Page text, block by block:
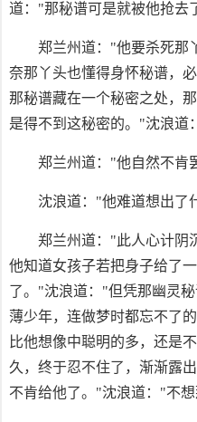
道："那秘谱可是就被他抢去
郑兰州道："他要杀死那
奈那丫头也懂得身怀秘谱，
那秘谱藏在一个秘密之处，
是得不到这秘密的。"沈浪道
郑兰州道："他自然不肯
沈浪道："他难道想出了
郑兰州道："此人心计阴
他知道女孩子若把身子给了
了。"沈浪道："但凭那幽灵
薄少年，连做梦时都忘不了
比他想像中聪明的多，还是
久，终于忍不住了，渐渐露
不肯给他了。"沈浪道："不